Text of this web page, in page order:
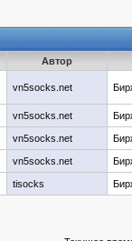
Автор
vn5socks.net
vn5socks.net
vn5socks.net
vn5socks.net
tisocks